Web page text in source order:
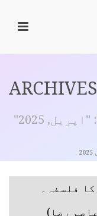
ARCHIVES